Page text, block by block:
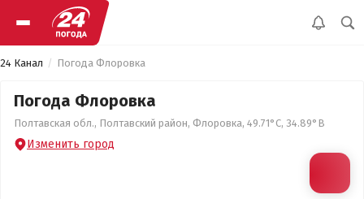
24 Канал Погода Флоровка
Погода Флоровка
Полтавская обл., Полтавский район, Флоровка, 49.71°С, 34.89°В
Изменить город